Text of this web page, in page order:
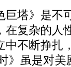
塔》是不
在复杂的人
中不断挣扎
》虽是对美